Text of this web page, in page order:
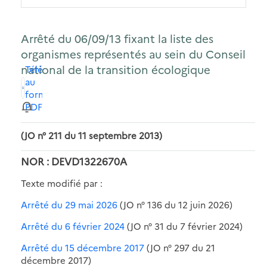
Arrêté du 06/09/13 fixant la liste des
organismes représentés au sein du Conseil
national de la transition écologique
Télécharger
au
format
PDF
(JO n° 211 du 11 septembre 2013)
NOR : DEVD1322670A
Texte modifié par :
Arrêté du 29 mai 2026(JO n° 136 du 12 juin 2026)
Arrêté du 6 février 2024(JO n° 31 du 7 février 2024)
Arrêté du 15 décembre 2017(JO n° 297 du 21
décembre 2017)